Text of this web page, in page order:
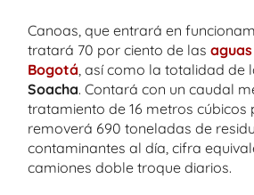
Canoas, que entrará en
tratará 70 por ciento de las
Bogotá, así como la totalidad de
Soacha. Contará con un caudal
tratamiento de 16 metros cúbicos
removerá 690 toneladas de
contaminantes al día, cifra
camiones doble troque diarios.